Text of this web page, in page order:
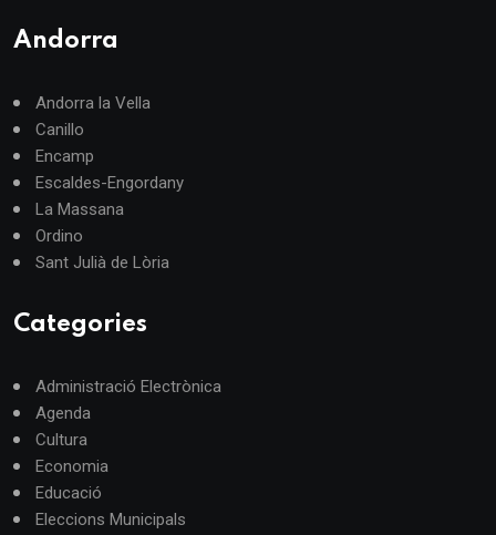
Andorra
Andorra la Vella
Canillo
Encamp
Escaldes-Engordany
La Massana
Ordino
Sant Julià de Lòria
Categories
Administració Electrònica
Agenda
Cultura
Economia
Educació
Eleccions Municipals